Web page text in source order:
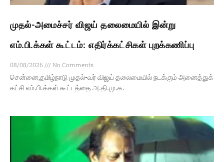
முதல்-அமைச்சர் விஜய் தலைமையில் இன்று
எம்.பி.க்கள் கூட்டம்: எதிர்க்கட்சிகள் புறக்கணிப்பு
08/08/2026
No Comments
சென்னை,தமிழ்நாடு முதல்-வர் விஜய் தலைமையில் நடக்கும் அனைத்துக்
கட்சி எம்.பி.க்கள் கூட்டத்தை அ.தி.மு.க.